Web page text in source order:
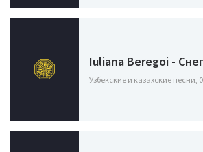
Iuliana Beregoi -
Узбекские и казахские песни,